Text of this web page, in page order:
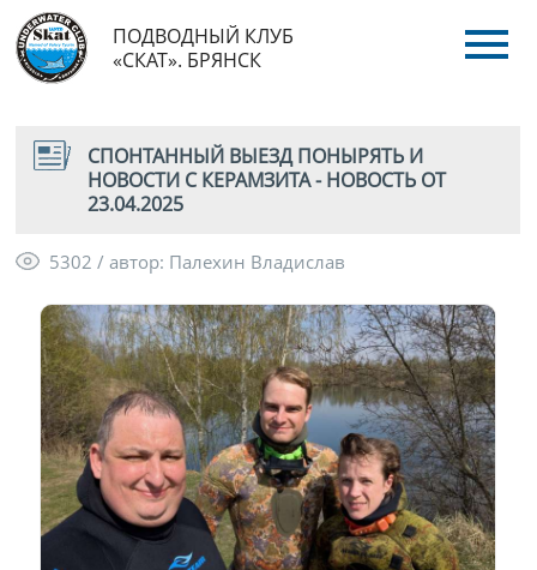
ПОДВОДНЫЙ КЛУБ
«СКАТ». БРЯНСК
СПОНТАННЫЙ ВЫЕЗД ПОНЫРЯТЬ И
НОВОСТИ С КЕРАМЗИТА - НОВОСТЬ ОТ
23.04.2025
5302 / автор: Палехин Владислав